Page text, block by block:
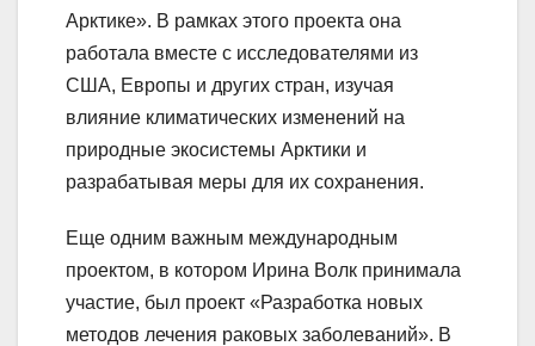
Арктике». В рамках этого проекта она
работала вместе с исследователями из
США, Европы и других стран, изучая
влияние климатических изменений на
природные экосистемы Арктики и
разрабатывая меры для их сохранения.
Еще одним важным международным
проектом, в котором Ирина Волк принимала
участие, был проект «Разработка новых
методов лечения раковых заболеваний». В